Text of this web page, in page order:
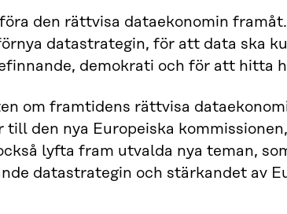
den rättvisa dataekonomin
datastrategin, för att data ska
demokrati och för att hitta
om framtidens rättvisa
den nya Europeiska
lyfta fram utvalda nya teman,
datastrategin och stärkandet av